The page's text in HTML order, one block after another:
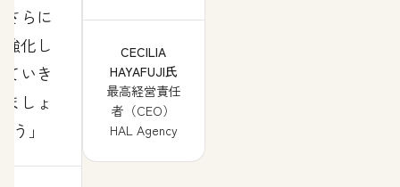
さらに
強化し
ていき
ましょ
う
CECILIA
HAYAFUJI氏
最高経営責任
者（CEO）
HAL Agency